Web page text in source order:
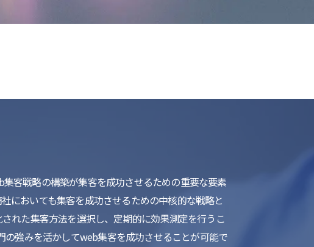
客戦略の構築が集客を成功させるための重要な要素
においても集客を成功させるための中核的な戦略と
れた集客方法を選択し、定期的に効果測定を行うこ
強みを活かしてweb集客を成功させることが可能で